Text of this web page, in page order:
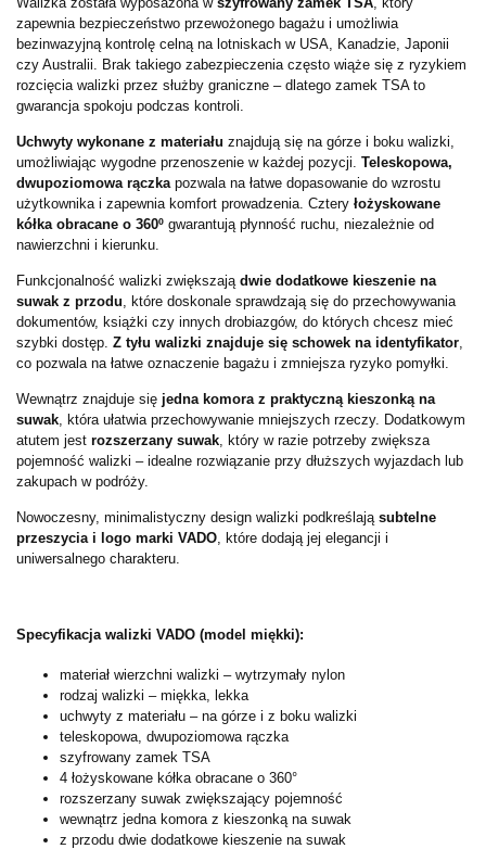
zapewnia bezpieczeństwo przewożonego bagażu i umożliwia
bezinwazyjną kontrolę celną na lotniskach w USA, Kanadzie, Japonii
czy Australii. Brak takiego zabezpieczenia często wiąże się z ryzykiem
rozcięcia walizki przez służby graniczne – dlatego zamek TSA to
gwarancja spokoju podczas kontroli.
Uchwyty wykonane z materiału znajdują się na górze i boku walizki,
umożliwiając wygodne przenoszenie w każdej pozycji. Teleskopowa,
dwupoziomowa rączka pozwala na łatwe dopasowanie do wzrostu
użytkownika i zapewnia komfort prowadzenia. Cztery łożyskowane
kółka obracane o 360º gwarantują płynność ruchu, niezależnie od
nawierzchni i kierunku.
Funkcjonalność walizki zwiększają dwie dodatkowe kieszenie na
suwak z przodu , które doskonale sprawdzają się do przechowywania
dokumentów, książki czy innych drobiazgów, do których chcesz mieć
szybki dostęp. Z tyłu walizki znajduje się schowek na identyfikator
co pozwala na łatwe oznaczenie bagażu i zmniejsza ryzyko pomyłki.
Wewnątrz znajduje się jedna komora z praktyczną kieszonką na
suwak , która ułatwia przechowywanie mniejszych rzeczy. Dodatkowym
atutem jest rozszerzany suwak , który w razie potrzeby zwiększa
pojemność walizki – idealne rozwiązanie przy dłuższych wyjazdach lub
zakupach w podróży.
Nowoczesny, minimalistyczny design walizki podkreślają subtelne
przeszycia i logo marki VADO , które dodają jej elegancji i
uniwersalnego charakteru.
Specyfikacja walizki VADO (model miękki):
materiał wierzchni walizki – wytrzymały nylon
rodzaj walizki – miękka, lekka
uchwyty z materiału – na górze i z boku walizki
teleskopowa, dwupoziomowa rączka
szyfrowany zamek TSA
4 łożyskowane kółka obracane o 360°
rozszerzany suwak zwiększający pojemność
wewnątrz jedna komora z kieszonką na suwak
z przodu dwie dodatkowe kieszenie na suwak